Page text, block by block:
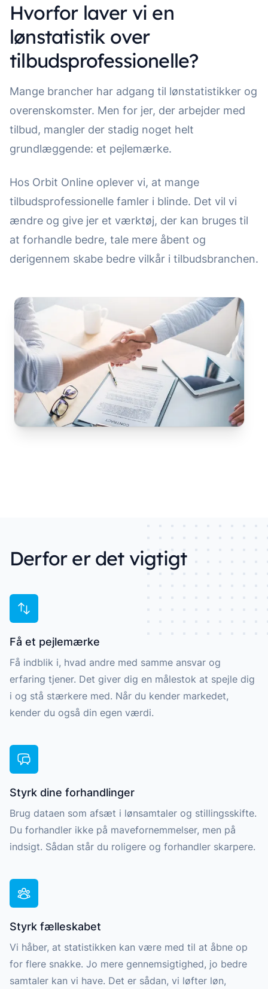
Hvorfor laver vi en
lønstatistik over
tilbudsprofessionelle?
Mange brancher har adgang til lønstatistikker og
overenskomster. Men for jer, der arbejder med
tilbud, mangler der stadig noget helt
grundlæggende: et pejlemærke.
Hos Orbit Online oplever vi, at mange
tilbudsprofessionelle famler i blinde. Det vil vi
ændre og give jer et værktøj, der kan bruges til
at forhandle bedre, tale mere åbent og
derigennem skabe bedre vilkår i tilbudsbranchen.
Derfor er det vigtigt
Få et pejlemærke
Få indblik i, hvad andre med samme ansvar og
erfaring tjener. Det giver dig en målestok at spejle dig
i og stå stærkere med. Når du kender markedet,
kender du også din egen værdi.
Styrk dine forhandlinger
Brug dataen som afsæt i lønsamtaler og stillingsskifte.
Du forhandler ikke på mavefornemmelser, men på
indsigt. Sådan står du roligere og forhandler skarpere.
Styrk fælleskabet
Vi håber, at statistikken kan være med til at åbne op
for flere snakke. Jo mere gennemsigtighed, jo bedre
samtaler kan vi have. Det er sådan, vi løfter løn,